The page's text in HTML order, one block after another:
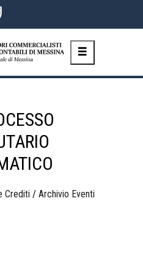
Crediti / Archivio Eventi